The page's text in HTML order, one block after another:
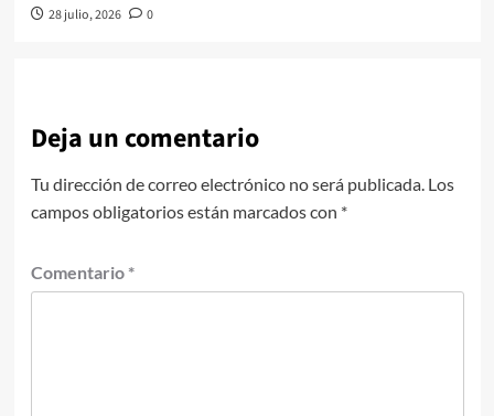
28 julio, 2026 0
Deja un comentario
Tu dirección de correo electrónico no será publicada. Los
campos obligatorios están marcados con *
Comentario *